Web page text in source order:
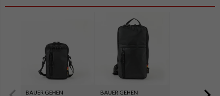
BAUER GEHEN BAUER GEHEN